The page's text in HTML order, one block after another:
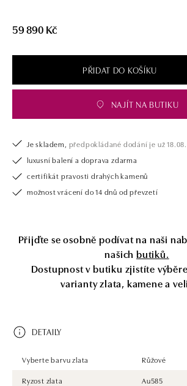
59 890 Kč
PŘIDAT DO KOŠÍKU
NAJÍT NA BUTIKU
Je skladem, předpokládané dodání je už
luxusní balení a doprava zdarma
certifikát pravosti drahých kamenů
možnost vrácení do 14 dnů od převzetí
Přijďte se osobně podívat na naši
našich butiků.
Dostupnost v butiku zjistíte
varianty zlata, kamene a
DETAILY
Vyberte barvu zlata
Růžové
Ryzost zlata
Au585